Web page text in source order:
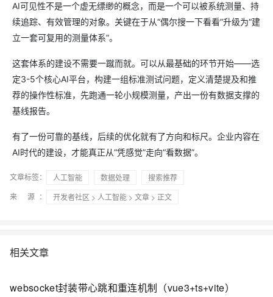
AI可见性不是一个虚无缥缈的概念，而是一个可以被系统测量、持
续追踪、有效管理的对象。关键在于从“偶尔搜一下看看”升级为“建
立一套可复用的测量体系”。
这套体系的建设不需要一蹴而就。可以从最基础的环节开始——选
定3-5个核心AI平台，构建一组标准测试问题，定义清楚提及和推
荐的操作性标准，先跑通一轮小规模测量，产出一份有数据支撑的
基线报告。
有了一份可靠的基线，后续的优化就有了方向和标尺。企业内容在
AI时代的建设，才能真正从“凭感觉”走向“看数据”。
文章标签： 人工智能 数据处理
搜索推荐
来 源：
开发者社区 > 人工智能 > 文章 > 正文
相关文章
websocket封装带心跳和重连机制（vue3+ts+vite）